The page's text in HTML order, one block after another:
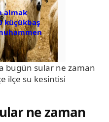
almak
küçükbaş
bugün sular ne zaman
ilçe su kesintisi
ne zaman